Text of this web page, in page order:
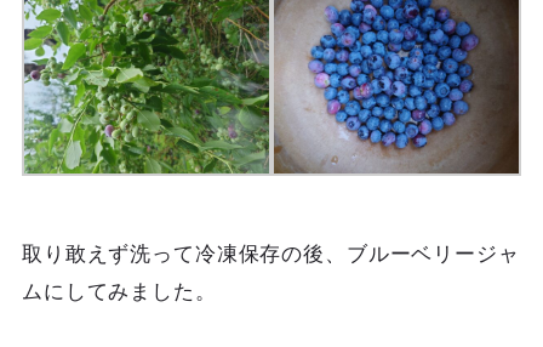
取り敢えず洗って冷凍保存の後、ブルーベリージャ
ムにしてみました。